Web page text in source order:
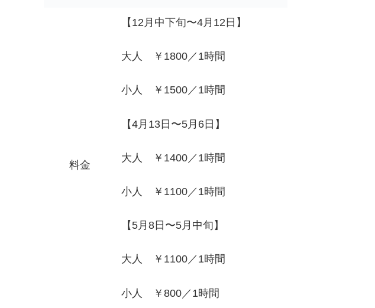
料金
【12月中下旬〜4月12日】
大人 ￥1800／1時間
小人 ￥1500／1時間
【4月13日〜5月6日】
大人 ￥1400／1時間
小人 ￥1100／1時間
【5月8日〜5月中旬】
大人 ￥1100／1時間
小人 ￥800／1時間